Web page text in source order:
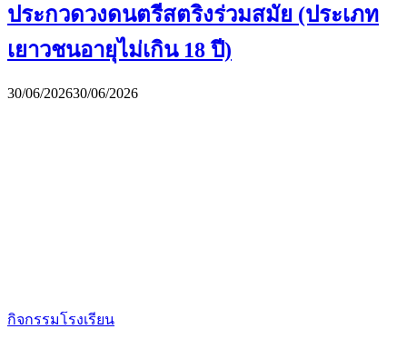
ประกวดวงดนตรีสตริงร่วมสมัย (ประเภท
เยาวชนอายุไม่เกิน 18 ปี)
30/06/202630/06/2026
กิจกรรมโรงเรียน